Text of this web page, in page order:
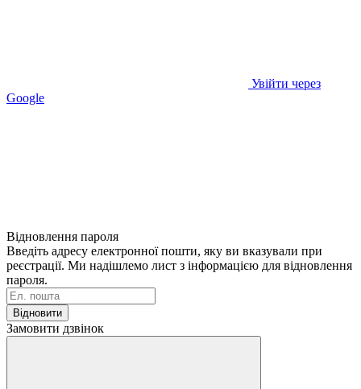
Увійти через
Google
Відновлення пароля
Введіть адресу електронної пошти, яку ви вказували при
реєстрації. Ми надішлемо лист з інформацією для відновлення
пароля.
Відновити
Замовити дзвінок